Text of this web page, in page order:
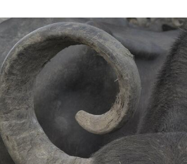
producción creada sobre la
activismo político y la
como un espacio de